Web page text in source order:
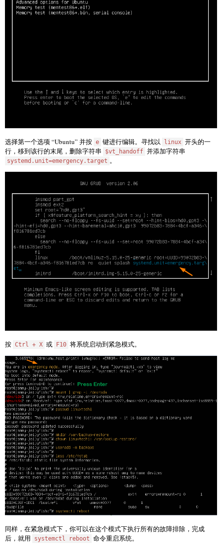
选择第一个选项 “Ubuntu” 并按 e 键进行编辑。寻找以 linux 开头的一
行，移到该行的末尾，删除字符串
$vt_handoff 并添加字符串
systemd.unit=emergency.target 。
按 Ctrl + X 或 F10 将系统启动到紧急模式。
同样，在紧急模式下，你可以在这个模式下执行所有的故障排除，完成
后，就用
systemctl reboot 命令重启系统。